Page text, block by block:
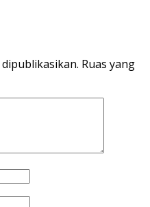
Ruas yang